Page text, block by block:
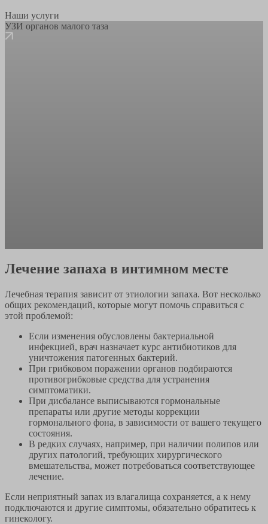
Наши услуги
УЗИ органов малого таза
Лечение запаха в интимном месте
Лечебная терапия зависит от этиологии запаха. Вот несколько
общих рекомендаций, которые могут помочь справиться с
этой проблемой:
Если изменения обусловлены бактериальной
инфекцией, врач назначает курс антибиотиков для
уничтожения патогенных бактерий.
При грибковом поражении органов подбираются
противогрибковые средства для устранения
симптоматики.
При дисбалансе выписываются гормональные
препараты или другие методы коррекции
гормонального фона, в зависимости от вашего текущего
состояния.
В редких случаях, например, при наличии полипов или
других патологий, требующих хирургического
вмешательства, может потребоваться соответствующее
лечение.
Если неприятный запах из влагалища сохраняется, а к нему
подключаются и другие симптомы, обязательно обратитесь к
гинекологу.